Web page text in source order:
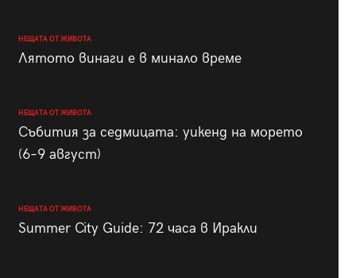
НЕЩАТА ОТ ЖИВОТА
Лятото винаги е в минало време
НЕЩАТА ОТ ЖИВОТА
Събития за седмицата: уикенд на морето
(6–9 август)
НЕЩАТА ОТ ЖИВОТА
Summer City Guide: 72 часа в Иракли